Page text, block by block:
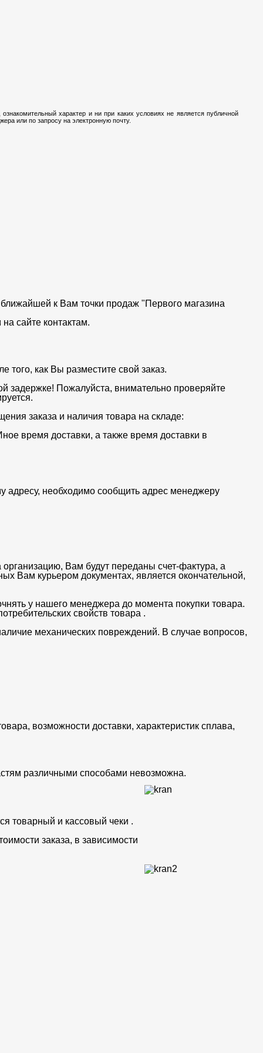
характер и ни при каких условиях не является публичной
или по запросу на электронную почту.
ближайшей к Вам точки продаж "Первого магазина
сайте контактам.
того, как Вы разместите свой заказ.
задержке! Пожалуйста, внимательно проверяйте
заказа и наличия товара на складе:
время доставки, а также время доставки в
адресу, необходимо сообщить адрес менеджеру
Вам будут переданы счет-фактура, а
Вам курьером документах, является окончательной,
у нашего менеджера до момента покупки товара.
свойств товара .
механических повреждений. В случае вопросов,
возможности доставки, характеристик сплава,
различными способами невозможна.
товарный и кассовый чеки .
заказа, в зависимости